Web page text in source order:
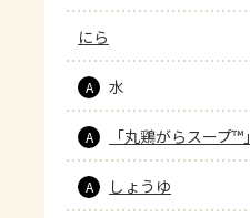
にら
A 水
A 「丸鶏がらスープ™」
A しょうゆ